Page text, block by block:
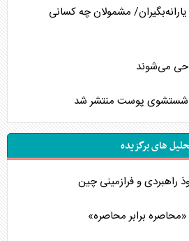
مشمولان چه کسانی
می‌شوند
شستشوی پوست منتشر شد
های برگزیده
راهبردی و فرازمینی چین
«محاصره برابر محاصره»